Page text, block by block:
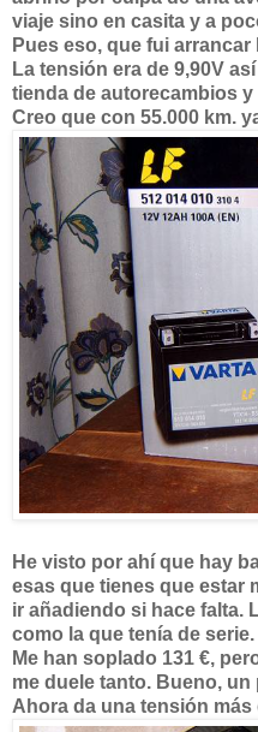
viaje sino en casita y a
Pues eso, que fui
La tensión era de 9,90V
tienda de autorecambios
Creo que con 55.000 km.
He visto por ahí que hay
esas que tienes que estar
ir añadiendo si hace falta.
como la que tenía de serie.
Me han soplado 131 €,
me duele tanto. Bueno, un
Ahora da una tensión más